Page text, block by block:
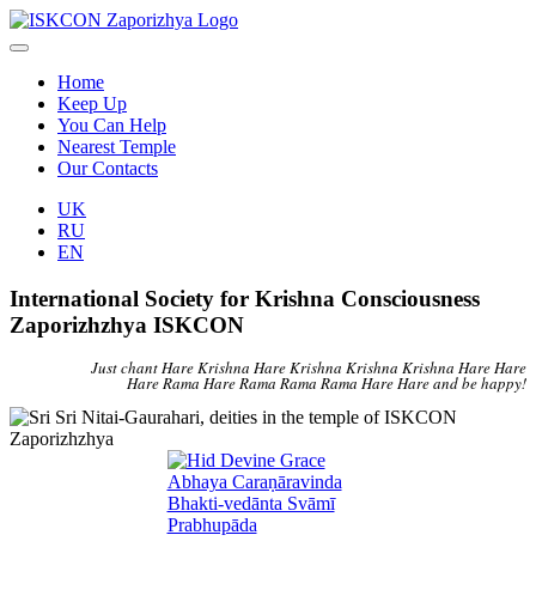
Home
Keep Up
You Can Help
Nearest Temple
Our Contacts
UK
RU
EN
International Society for Krishna Consciousness
Zaporizhzhya ISKCON
Just chant Hare Krishna Hare Krishna Krishna Krishna Hare Hare
Hare Rama Hare Rama Rama Rama Hare Hare and be happy!